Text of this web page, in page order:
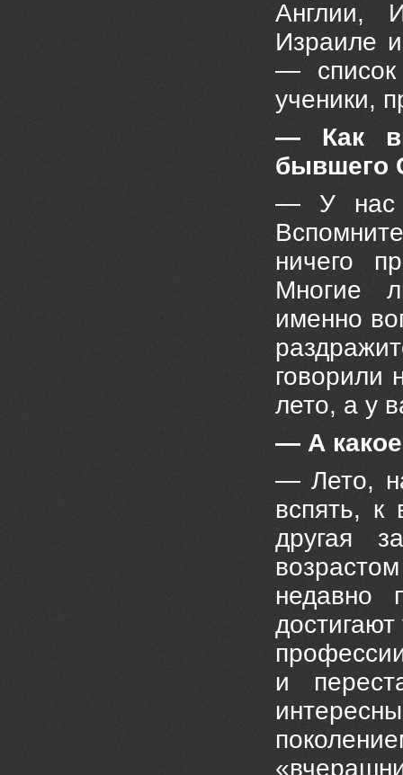
Англии,
Израиле
— список
ученики,
— Как вы
бывшего
— У нас
ничего
Многие
именно
говорили
лето, а у
— А
— Лето,
вспять,
другая
недавно
и